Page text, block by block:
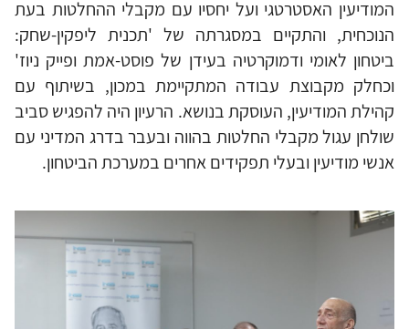
המודיעין האסטרטגי ועל יחסיו עם מקבלי ההחלטות בעת
הנוכחית, והתקיים במסגרתה של 'תכנית ליפקין-שחק:
ביטחון לאומי ודמוקרטיה בעידן של פוסט-אמת ופייק ניוז'
וכחלק מקבוצת עבודה המתקיימת במכון, בשיתוף עם
קהילת המודיעין, העוסקת בנושא. הרעיון היה להפגיש סביב
שולחן עגול מקבלי החלטות בהווה ובעבר בדרג המדיני עם
אנשי מודיעין ובעלי תפקידים אחרים במערכת הביטחון.